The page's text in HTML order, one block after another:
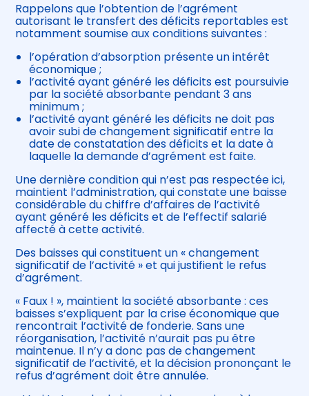
Rappelons que l’obtention de l’agrément
autorisant le transfert des déficits reportables est
notamment soumise aux conditions suivantes :
l’opération d’absorption présente un intérêt
économique ;
l’activité ayant généré les déficits est poursuivie
par la société absorbante pendant 3 ans
minimum ;
l’activité ayant généré les déficits ne doit pas
avoir subi de changement significatif entre la
date de constatation des déficits et la date à
laquelle la demande d’agrément est faite.
Une dernière condition qui n’est pas respectée ici,
maintient l’administration, qui constate une baisse
considérable du chiffre d’affaires de l’activité
ayant généré les déficits et de l’effectif salarié
affecté à cette activité.
Des baisses qui constituent un « changement
significatif de l’activité » et qui justifient le refus
d’agrément.
« Faux ! », maintient la société absorbante : ces
baisses s’expliquent par la crise économique que
rencontrait l’activité de fonderie. Sans une
réorganisation, l’activité n’aurait pas pu être
maintenue. Il n’y a donc pas de changement
significatif de l’activité, et la décision prononçant le
refus d’agrément doit être annulée.